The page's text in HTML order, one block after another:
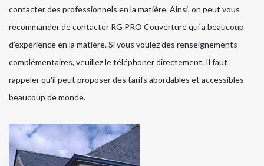
contacter des professionnels en la matière. Ainsi, on peut vous
recommander de contacter RG PRO Couverture qui a beaucoup
d'expérience en la matière. Si vous voulez des renseignements
complémentaires, veuillez le téléphoner directement. Il faut
rappeler qu'il peut proposer des tarifs abordables et accessibles
beaucoup de monde.